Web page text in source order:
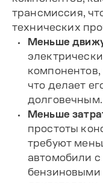
трансмиссия,
технических
Меньше
компонентов,
что делает
долговечным.
Меньше
простоты
требуют
автомобили